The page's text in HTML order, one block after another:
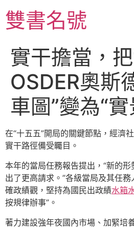
至
主雙書名號
實干擔當，
OSDER奧斯
車圖”變為“實
在“十五五”開局的關鍵節點，經濟
實干路徑備受矚目。
本年的當局任務報告提出，“新的
出了更高請求。”各級當局及其任
確政績觀，堅持為國民出政績水箱
按規律辦事”。
著力建設強年夜國內市場、加緊培